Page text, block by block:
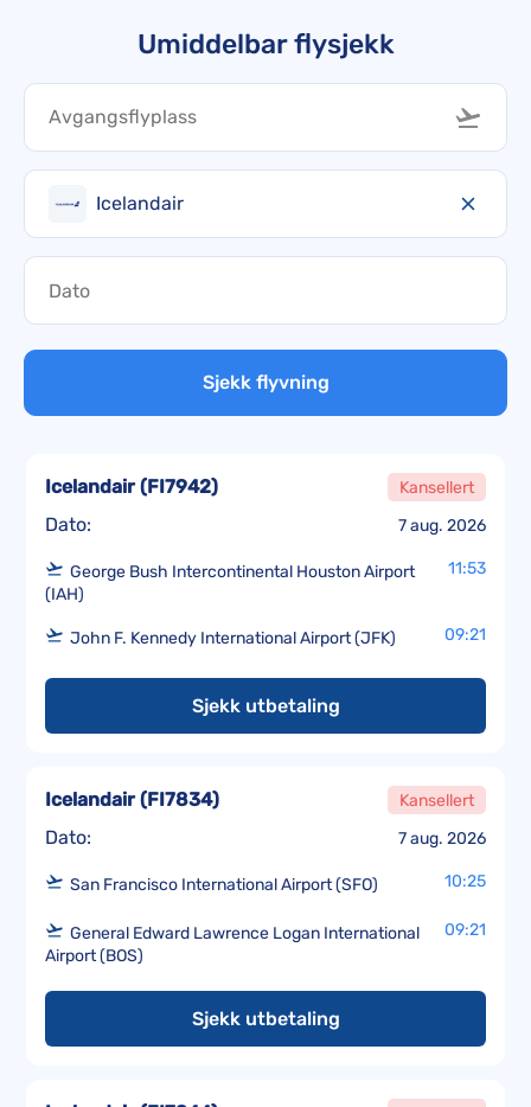
Umiddelbar flysjekk
Icelandair
Sjekk flyvning
Dato: 7 aug. 2026
Icelandair(FI7942) Kansellert
George Bush Intercontinental Houston Airport
(IAH)
11:53
John F. Kennedy International Airport (JFK) 09:21
Sjekk utbetaling
Dato: 7 aug. 2026
Icelandair(FI7834) Kansellert
San Francisco International Airport (SFO) 10:25
General Edward Lawrence Logan International
Airport (BOS)
09:21
Sjekk utbetaling